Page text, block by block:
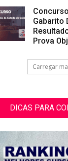
Gabarito
Prova
Carregar
DICAS PARA